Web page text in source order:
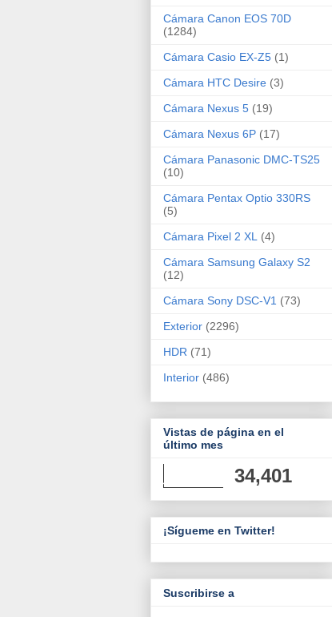
Cámara Canon EOS 70D
(1284)
Cámara Casio EX-Z5 (1)
Cámara HTC Desire (3)
Cámara Nexus 5 (19)
Cámara Nexus 6P (17)
Cámara Panasonic DMC-TS25
(10)
Cámara Pentax Optio 330RS
(5)
Cámara Pixel 2 XL
(4)
Cámara Samsung Galaxy S2
(12)
Cámara Sony DSC-V1 (73)
Exterior (2296)
HDR (71)
Interior (486)
Vistas de página en el
último mes
34,401
¡Sígueme en Twitter!
Suscribirse a